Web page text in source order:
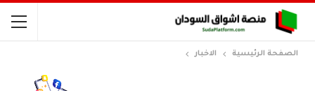
الصفحة الرئيسية الاخبار